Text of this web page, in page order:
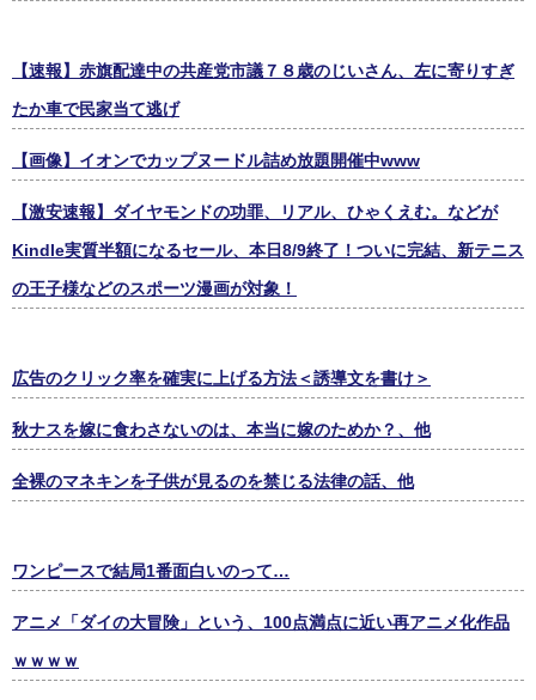
【速報】赤旗配達中の共産党市議７８歳のじいさん、左に寄りすぎ
たか車で民家当て逃げ
【画像】イオンでカップヌードル詰め放題開催中www
【激安速報】ダイヤモンドの功罪、リアル、ひゃくえむ。などが
Kindle実質半額になるセール、本日8/9終了！ついに完結、新テニス
の王子様などのスポーツ漫画が対象！
広告のクリック率を確実に上げる方法＜誘導文を書け＞
秋ナスを嫁に食わさないのは、本当に嫁のためか？、他
全裸のマネキンを子供が見るのを禁じる法律の話、他
ワンピースで結局1番面白いのって…
アニメ「ダイの大冒険」という、100点満点に近い再アニメ化作品
ｗｗｗｗ